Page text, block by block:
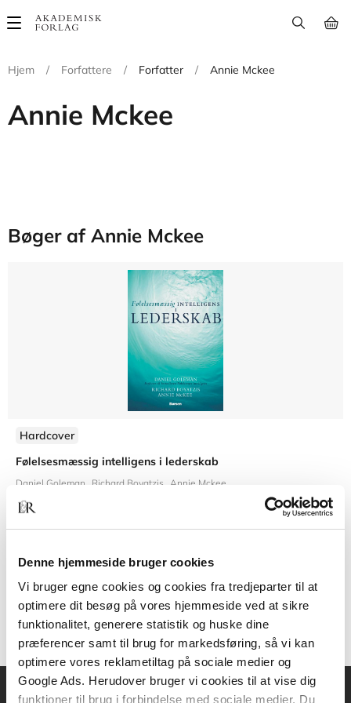
Denne hjemmeside bruger cookies
Vi bruger egne cookies og cookies fra tredjeparter til at
optimere dit besøg på vores hjemmeside ved at sikre
funktionalitet, generere statistik og huske dine
præferencer samt til brug for markedsføring, så vi kan
optimere vores reklametiltag på sociale medier og
Google Ads. Herudover bruger vi cookies til at vise dig
funktioner til brug i forbindelse med sociale medier. Du
Main
Hjem
/ Forfattere / Forfatter / Annie Mckee
Annie Mckee
Bøger af Annie Mckee
Hardcover
Følelsesmæssig intelligens i lederskab
Daniel Goleman Richard Boyatzis Annie Mckee
399,95 KR.